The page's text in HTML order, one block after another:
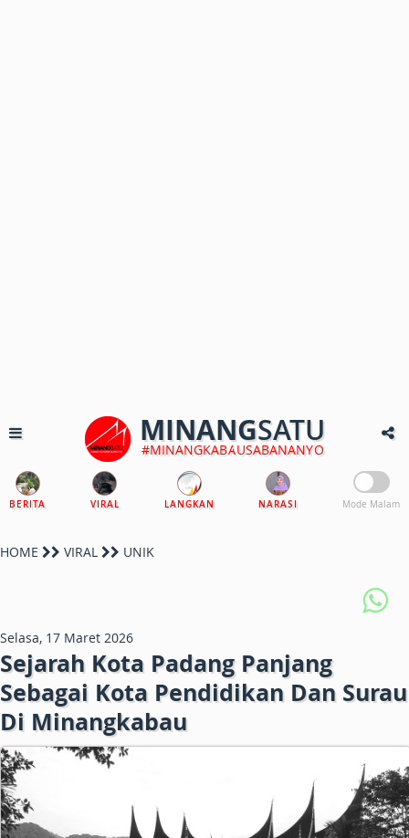
MINANGSATU
#MINANGKABAUSABANANYO
BERITA VIRAL LANGKAN NARASI Mode Malam
HOME VIRAL UNIK
Selasa, 17 Maret 2026
Sejarah Kota Padang Panjang
Sebagai Kota Pendidikan Dan Surau
Di Minangkabau